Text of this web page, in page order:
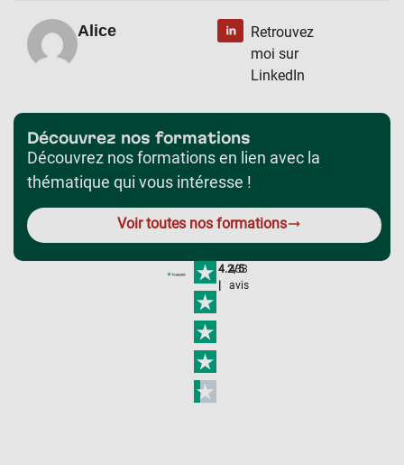
Alice
Retrouvez
moi sur
LinkedIn
Découvrez nos formations
Découvrez nos formations en lien avec la
thématique qui vous intéresse !
Voir toutes nos formations
4.2/5
|
433
avis